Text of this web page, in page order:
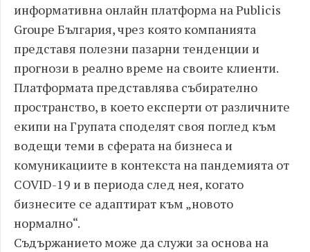
информативна онлайн платформа на Publicis
Groupe България, чрез която компанията
представя полезни пазарни тенденции и
прогнози в реално време на своите клиенти.
Платформата представлява събирателно
пространство, в което експерти от различните
екипи на Групата споделят своя поглед към
водещи теми в сферата на бизнеса и
комуникациите в контекста на пандемията от
COVID-19 и в периода след нея, когато
бизнесите се адаптират към „новото
нормално“.
Съдържанието може да служи за основа на